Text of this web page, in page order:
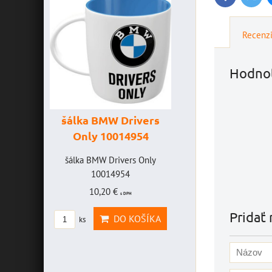
Pridať
šálka BMW Drivers
Only 10014954
šálka BMW Drivers Only
10014954
10,20 €s DPH
ks DO KOŠÍKA DO